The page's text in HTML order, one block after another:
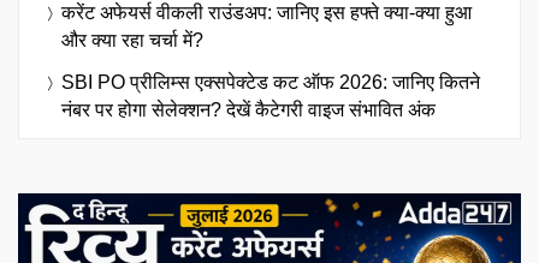
करेंट अफेयर्स वीकली राउंडअप: जानिए इस हफ्ते क्या-क्या हुआ
और क्या रहा चर्चा में?
SBI PO प्रीलिम्स एक्सपेक्टेड कट ऑफ 2026: जानिए कितने
नंबर पर होगा सेलेक्शन? देखें कैटेगरी वाइज संभावित अंक